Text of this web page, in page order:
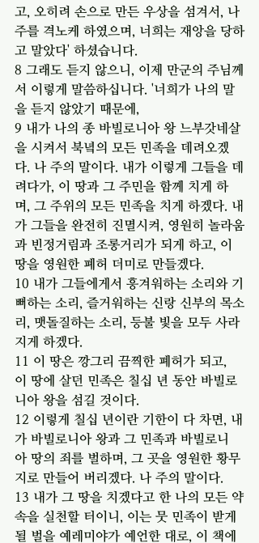
고, 오히려 손으로 만든 우상을 섬겨서, 나
주를 격노케 하였으며, 너희는 재앙을 당하
고 말았다' 하셨습니다.
8 그래도 듣지 않으니, 이제 만군의 주님께
서 이렇게 말씀하십니다. '너희가 나의 말
을 듣지 않았기 때문에,
9 내가 나의 종 바빌로니아 왕 느부갓네살
을 시켜서 북녘의 모든 민족을 데려오겠
다. 나 주의 말이다. 내가 이렇게 그들을 데
려다가, 이 땅과 그 주민을 함께 치게 하
며, 그 주위의 모든 민족을 치게 하겠다. 내
가 그들을 완전히 진멸시켜, 영원히 놀라움
과 빈정거림과 조롱거리가 되게 하고, 이
땅을 영원한 폐허 더미로 만들겠다.
10 내가 그들에게서 흥겨워하는 소리와 기
뻐하는 소리, 즐거워하는 신랑 신부의 목소
리, 맷돌질하는 소리, 등불 빛을 모두 사라
지게 하겠다.
11 이 땅은 깡그리 끔찍한 폐허가 되고,
이 땅에 살던 민족은 칠십 년 동안 바빌로
니아 왕을 섬길 것이다.
12 이렇게 칠십 년이란 기한이 다 차면, 내
가 바빌로니아 왕과 그 민족과 바빌로니
아 땅의 죄를 벌하며, 그 곳을 영원한 황무
지로 만들어 버리겠다. 나 주의 말이다.
13 내가 그 땅을 치겠다고 한 나의 모든 약
속을 실천할 터이니, 이는 뭇 민족이 받게
될 벌을 예레미야가 예언한 대로, 이 책에